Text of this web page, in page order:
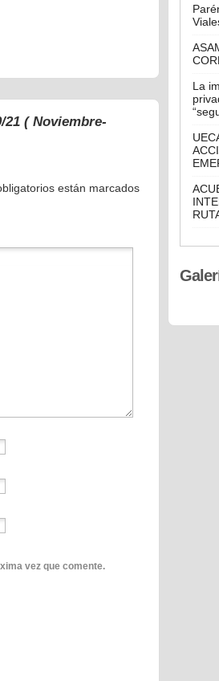
21 ( Noviembre-
están marcados
vez que comente.
La